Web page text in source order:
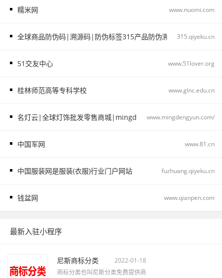
糯米网 www.nuomi.com
全球商品防伪码|溯源码|防伪标签315产品防伪溯源查询中心
315.qiyeku.cn
51交友中心 www.51lover.org
桂林师范高等专科学校 www.glnc.edu.cn
名灯云|全球灯饰批发零售商城|mingdengyun.com_名灯云
www.mingdengyun.com/
中国军网 www.81.cn
中国服装网是服装(衣服)行业门户网站 fuzhuang.qiyeku.cn
钱盆网 www.qianpen.com
最新入驻小程序
尼斯商标分类
2022-01-18
商标分类也叫尼斯分类免费提供商